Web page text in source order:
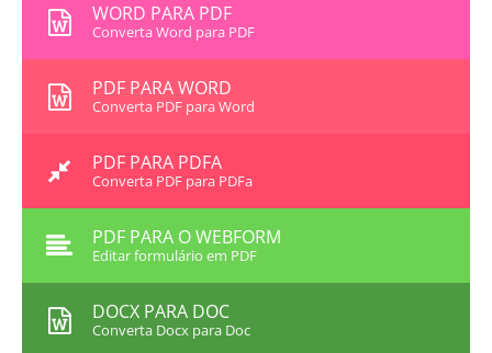
WORD PARA PDF
Converta Word para PDF
PDF PARA WORD
Converta PDF para Word
PDF PARA PDFA
Converta PDF para PDFa
PDF PARA O WEBFORM
Editar formulário em PDF
DOCX PARA DOC
Converta Docx para Doc